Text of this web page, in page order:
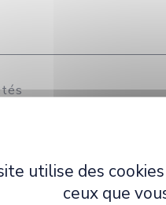
utilise des
ceux que